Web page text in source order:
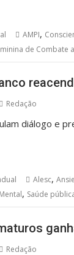
AMPI,
de Combate
Redação
diálogo e
Alesc,
, Saúde
Redação